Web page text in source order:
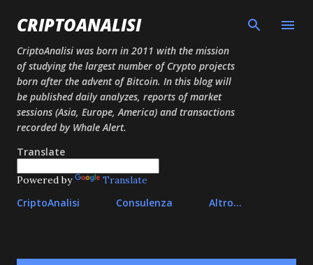
Passa ai contenuti principali
CRIPTOANALISI
CriptoAnalisi was born in 2011 with the mission
of studying the largest number of Crypto projects
born after the advent of Bitcoin. In this blog will
be published daily analyzes, reports of market
sessions (Asia, Europe, America) and transactions
recorded by Whale Alert.
Translate
Powered by Translate
CriptoAnalisi Consulenza Altro…